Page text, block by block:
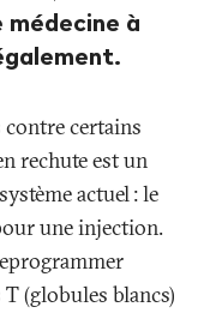
à
certains
rechute est un
actuel: le
une injection.
(globules blancs)